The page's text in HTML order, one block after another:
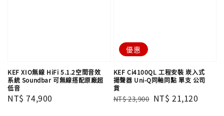
KEF XIO無線 HiFi 5.1.2空間音效
系統 Soundbar 可無線搭配原廠超
低音
Regular
NT$ 74,900
優惠
KEF Ci4100QL 工程安裝 崁入式
揚聲器 Uni-Q同軸同點 單支​​​​​​​ 公司
貨
Regular
NT$ 23,900 Sale
NT$ 21,120